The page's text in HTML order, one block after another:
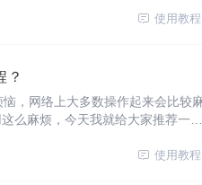
使用教程
？
，网络上大多数操作起来会比较
么麻烦，今天我就给大家推荐一款
使用教程